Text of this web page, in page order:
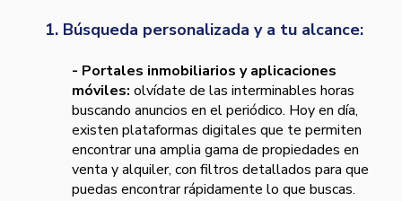
1. Búsqueda personalizada y a tu alcance:
- Portales inmobiliarios y aplicaciones
móviles: olvídate de las interminables horas
buscando anuncios en el periódico. Hoy en día,
existen plataformas digitales que te permiten
encontrar una amplia gama de propiedades en
venta y alquiler, con filtros detallados para que
puedas encontrar rápidamente lo que buscas.